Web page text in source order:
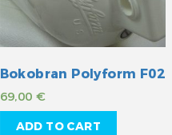
Bokobran Polyform F02
69,00€
ADD TO CART